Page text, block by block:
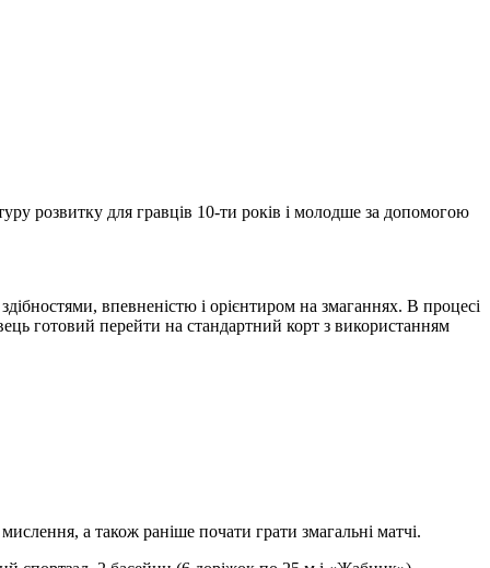
розвитку для гравців 10-ти років і молодше за допомогою
впевненістю і орієнтиром на змаганнях. В процесі
готовий перейти на стандартний корт з використанням
а також раніше почати грати змагальні матчі.